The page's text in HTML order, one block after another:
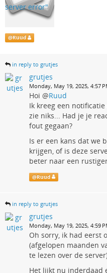
@Ruud
in reply to grutjes
grutjes
Monday, May 19, 2025, 4:57
Hoi @Ruud
Ik kreeg een
zie niks... Had je je
fout gegaan?
Is er een kans dat we
krijgen, of is deze
beter naar een
@Ruud
in reply to grutjes
grutjes
Monday, May 19, 2025, 4:59
Oh sorry, ik had eerst
(afgelopen maanden
te lezen over de
Het lijkt nu inderdaad